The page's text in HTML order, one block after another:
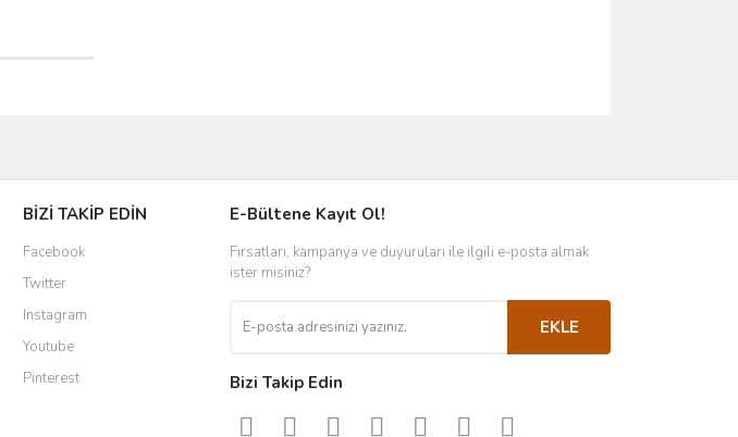
BİZİ TAKİP EDİN
Facebook
Twitter
Instagram
Youtube
Pinterest
E-Bültene Kayıt Ol!
Fırsatları, kampanya ve duyuruları ile ilgili e-posta almak
ister misiniz?
EKLE
Bizi Takip Edin